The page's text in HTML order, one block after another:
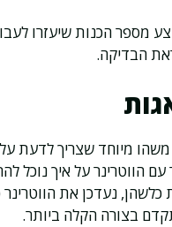
מספר הכנות שיעזרו
הבדיקה.
מיוחד שצריך לדעת
הווטרינר על איך נוכל
נעדכן את הווטרינר
בצורה הקלה ביותר.